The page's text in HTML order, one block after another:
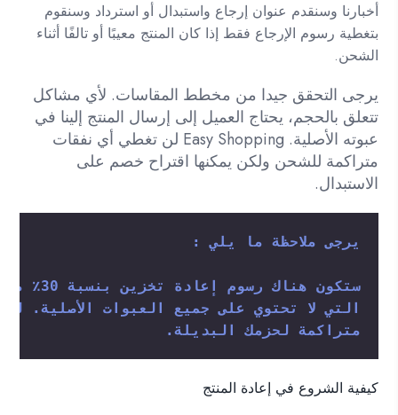
أخبارنا وسنقدم عنوان إرجاع واستبدال أو استرداد وسنقوم
بتغطية رسوم الإرجاع فقط إذا كان المنتج معيبًا أو تالفًا أثناء
الشحن.
يرجى التحقق جيدا من مخطط المقاسات. لأي مشاكل
تتعلق بالحجم، يحتاج العميل إلى إرسال المنتج إلينا في
عبوته الأصلية. Easy Shopping لن تغطي أي نفقات
متراكمة للشحن ولكن يمكنها اقتراح خصم على
الاستبدال.
يرجى ملاحظة ما يلي :
متراكمة لحزمك البديلة.
كيفية الشروع في إعادة المنتج